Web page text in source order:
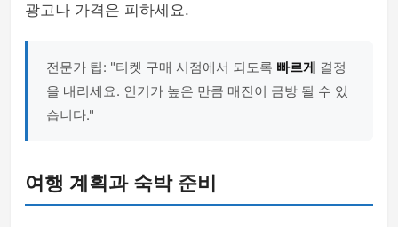
광고나 가격은 피하세요.
전문가 팁: "티켓 구매 시점에서 되도록 빠르게 결정
을 내리세요. 인기가 높은 만큼 매진이 금방 될 수 있
습니다."
여행 계획과 숙박 준비